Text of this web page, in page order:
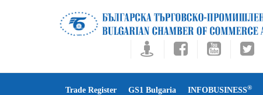
Trade Register GS1 Bulgaria INFOBUSINESS®